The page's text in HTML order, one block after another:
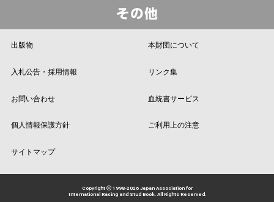
出版物 本財団について
入札公告・採用情報 リンク集
お問い合わせ 血統書サービス
個人情報保護方針 ご利用上の注意
サイトマップ
Copyright ⓒ 1998-2026 Japan Association for
International Racing and Stud Book. All Rights Reserved.